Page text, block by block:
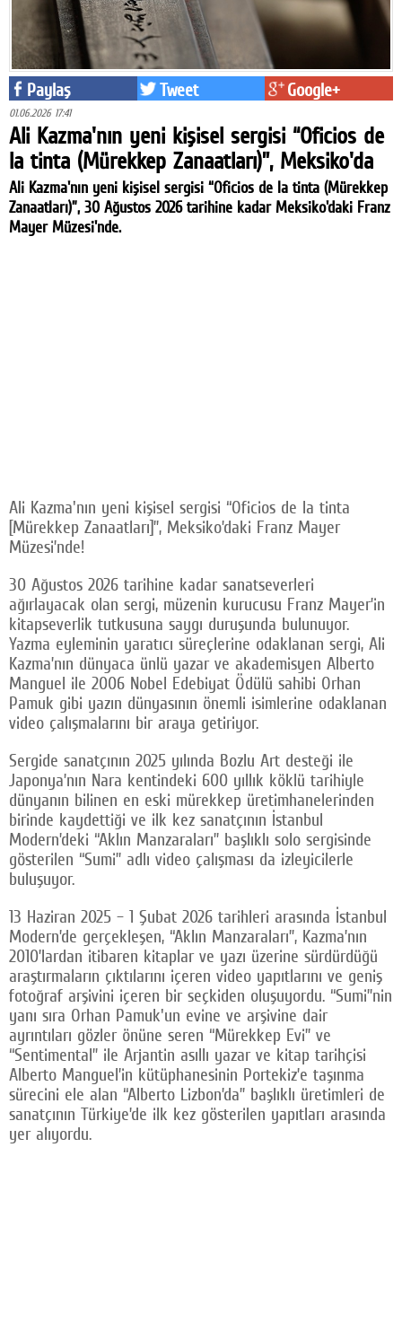
Paylaş Tweet Google+
01.06.2026 17:41
Ali Kazma'nın yeni kişisel sergisi “Oficios de
la tinta (Mürekkep Zanaatları)”, Meksiko'da
Ali Kazma'nın yeni kişisel sergisi “Oficios de la tinta (Mürekkep
Zanaatları)”, 30 Ağustos 2026 tarihine kadar Meksiko'daki Franz
Mayer Müzesi'nde.
Ali Kazma'nın yeni kişisel sergisi “Oficios de la tinta
[Mürekkep Zanaatları]”, Meksiko’daki Franz Mayer
Müzesi’nde!
30 Ağustos 2026 tarihine kadar sanatseverleri
ağırlayacak olan sergi, müzenin kurucusu Franz Mayer’in
kitapseverlik tutkusuna saygı duruşunda bulunuyor.
Yazma eyleminin yaratıcı süreçlerine odaklanan sergi, Ali
Kazma’nın dünyaca ünlü yazar ve akademisyen Alberto
Manguel ile 2006 Nobel Edebiyat Ödülü sahibi Orhan
Pamuk gibi yazın dünyasının önemli isimlerine odaklanan
video çalışmalarını bir araya getiriyor.
Sergide sanatçının 2025 yılında Bozlu Art desteği ile
Japonya’nın Nara kentindeki 600 yıllık köklü tarihiyle
dünyanın bilinen en eski mürekkep üretimhanelerinden
birinde kaydettiği ve ilk kez sanatçının İstanbul
Modern’deki “Aklın Manzaraları” başlıklı solo sergisinde
gösterilen “Sumi” adlı video çalışması da izleyicilerle
buluşuyor.
13 Haziran 2025 – 1 Şubat 2026 tarihleri arasında İstanbul
Modern’de gerçekleşen, “Aklın Manzaraları”, Kazma’nın
2010’lardan itibaren kitaplar ve yazı üzerine sürdürdüğü
araştırmaların çıktılarını içeren video yapıtlarını ve geniş
fotoğraf arşivini içeren bir seçkiden oluşuyordu. “Sumi”nin
yanı sıra Orhan Pamuk'un evine ve arşivine dair
ayrıntıları gözler önüne seren “Mürekkep Evi” ve
“Sentimental” ile Arjantin asıllı yazar ve kitap tarihçisi
Alberto Manguel’in kütüphanesinin Portekiz’e taşınma
sürecini ele alan “Alberto Lizbon’da” başlıklı üretimleri de
sanatçının Türkiye’de ilk kez gösterilen yapıtları arasında
yer alıyordu.